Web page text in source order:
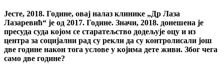
Јесте, 2018. Године, овај налаз клинике „Др Лаза
Лазаревић“ је од 2017. Године. Значи, 2018. донешена је
пресуда суда којом се старатељство додељује оцу и из
центра за социјални рад су рекли да су контролисали још
две године након тога услове у којима дете живи. Због чега
само две године?